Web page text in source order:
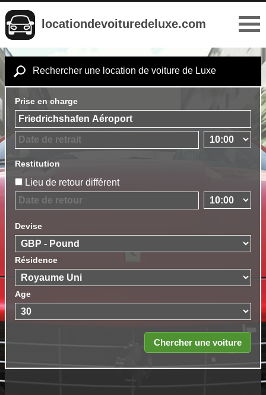
locationdevoituredeluxe.com
Rechercher une location de voiture de Luxe
Prise en charge
Restitution
Lieu de retour différent
Devise
Résidence
Age